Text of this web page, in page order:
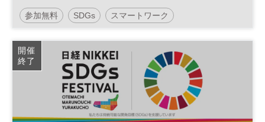
ー
日経「スマートワーク経営」調査 研究講演
会
参加無料 SDGs スマートワーク
開催
終了